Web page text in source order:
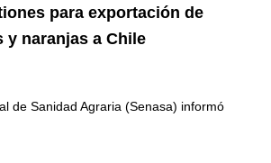
para exportación de
y naranjas a Chile
de Sanidad Agraria (Senasa) informó